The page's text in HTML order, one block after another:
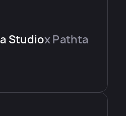
Studiox Pathta